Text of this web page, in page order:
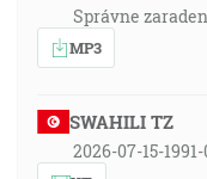
Správne
MP3
SWAHILI TZ
2026-07-15-